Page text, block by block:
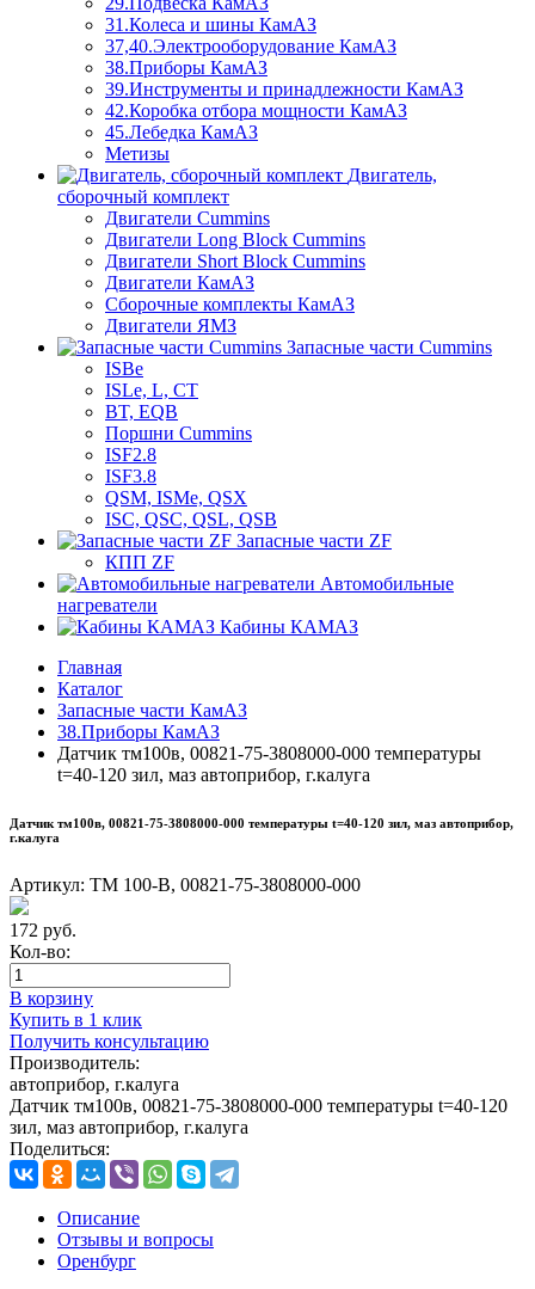
31.Колеса и шины КамАЗ
37,40.Электрооборудование КамАЗ
38.Приборы КамАЗ
39.Инструменты и принадлежности КамАЗ
42.Коробка отбора мощности КамАЗ
45.Лебедка КамАЗ
Метизы
Двигатель,
сборочный комплект
Двигатели Cummins
Двигатели Long Bloсk Cummins
Двигатели Short Bloсk Cummins
Двигатели КамАЗ
Сборочные комплекты КамАЗ
Двигатели ЯМЗ
Запасные части Cummins
ISBe
ISLe, L, CT
BT, EQB
Поршни Cummins
ISF2.8
ISF3.8
QSM, ISMe, QSX
ISC, QSC, QSL, QSB
Запасные части ZF
КПП ZF
Автомобильные
нагреватели
Кабины КАМАЗ
Главная
Каталог
Запасные части КамАЗ
38.Приборы КамАЗ
Датчик тм100в, 00821-75-3808000-000 температуры
t=40-120 зил, маз автоприбор, г.калуга
Датчик тм100в, 00821-75-3808000-000 температуры t=40-120 зил, маз автоприбор,
г.калуга
Артикул: ТМ 100-В, 00821-75-3808000-000
172 руб.
Кол-во:
В корзину
Купить в 1 клик
Получить консультацию
Производитель:
автоприбор, г.калуга
Датчик тм100в, 00821-75-3808000-000 температуры t=40-120
зил, маз автоприбор, г.калуга
Поделиться:
Описание
Отзывы и вопросы
Оренбург